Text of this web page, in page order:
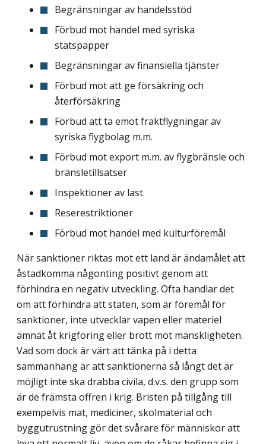
Begränsningar av handelsstöd
Förbud mot handel med syriska
statspapper
Begränsningar av finansiella tjänster
Förbud mot att ge försäkring och
återförsäkring
Förbud att ta emot fraktflygningar av
syriska flygbolag m.m.
Förbud mot export m.m. av flygbränsle och
bränsletillsatser
Inspektioner av last
Reserestriktioner
Förbud mot handel med kulturföremål
När sanktioner riktas mot ett land är ändamålet att
åstadkomma någonting positivt genom att
förhindra en negativ utveckling. Ofta handlar det
om att förhindra att staten, som är föremål för
sanktioner, inte utvecklar vapen eller materiel
ämnat åt krigföring eller brott mot mänskligheten.
Vad som dock är värt att tänka på i detta
sammanhang är att sanktionerna så långt det är
möjligt inte ska drabba civila, d.v.s. den grupp som
är de främsta offren i krig. Bristen på tillgång till
exempelvis mat, mediciner, skolmaterial och
byggutrustning gör det svårare för människor att